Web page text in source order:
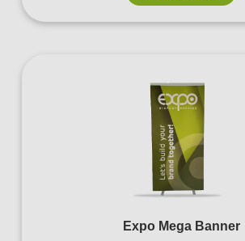
Expo Mega Banner